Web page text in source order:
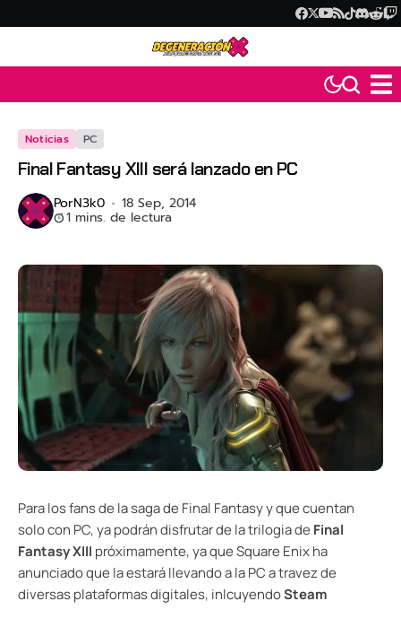
Noticias PC
Final Fantasy XIII será lanzado en PC
PorN3k0 18 Sep, 2014
1 mins. de lectura
Para los fans de la saga de Final Fantasy y que cuentan
solo con PC, ya podrán disfrutar de la trilogia de Final
Fantasy XIII próximamente, ya que Square Enix ha
anunciado que la estará llevando a la PC a travez de
diversas plataformas digitales, inlcuyendoSteam